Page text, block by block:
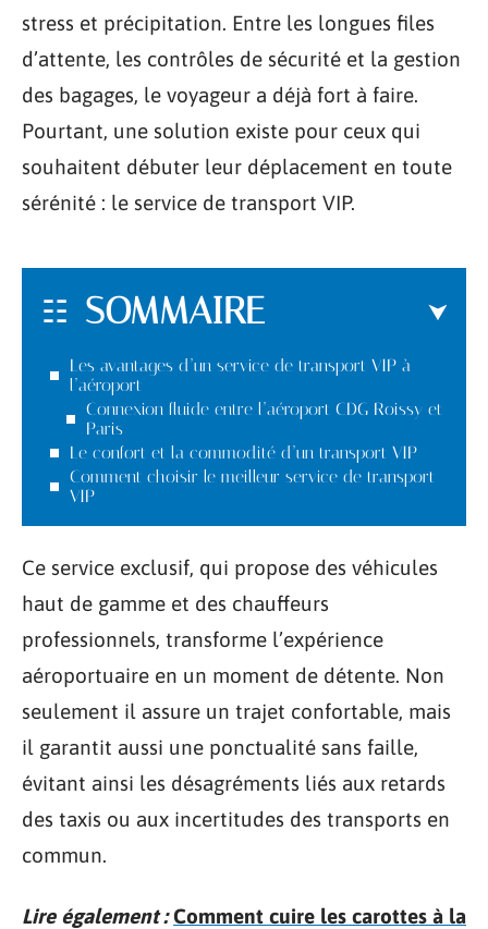
stress et précipitation. Entre les longues files
d’attente, les contrôles de sécurité et la gestion
des bagages, le voyageur a déjà fort à faire.
Pourtant, une solution existe pour ceux qui
souhaitent débuter leur déplacement en toute
sérénité : le service de transport VIP.
SOMMAIRE
Les avantages d’un service de transport VIP à
l’aéroport
Connexion fluide entre l’aéroport CDG Roissy et
Paris
Le confort et la commodité d’un transport VIP
Comment choisir le meilleur service de transport
VIP
Ce service exclusif, qui propose des véhicules
haut de gamme et des chauffeurs
professionnels, transforme l’expérience
aéroportuaire en un moment de détente. Non
seulement il assure un trajet confortable, mais
il garantit aussi une ponctualité sans faille,
évitant ainsi les désagréments liés aux retards
des taxis ou aux incertitudes des transports en
commun.
Lire également : Comment cuire les carottes à la